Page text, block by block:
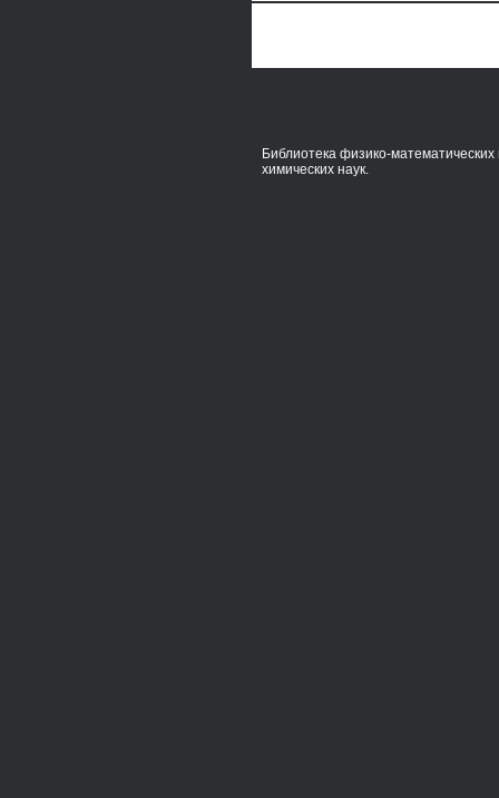
Библиотека физико-математических
химических наук.